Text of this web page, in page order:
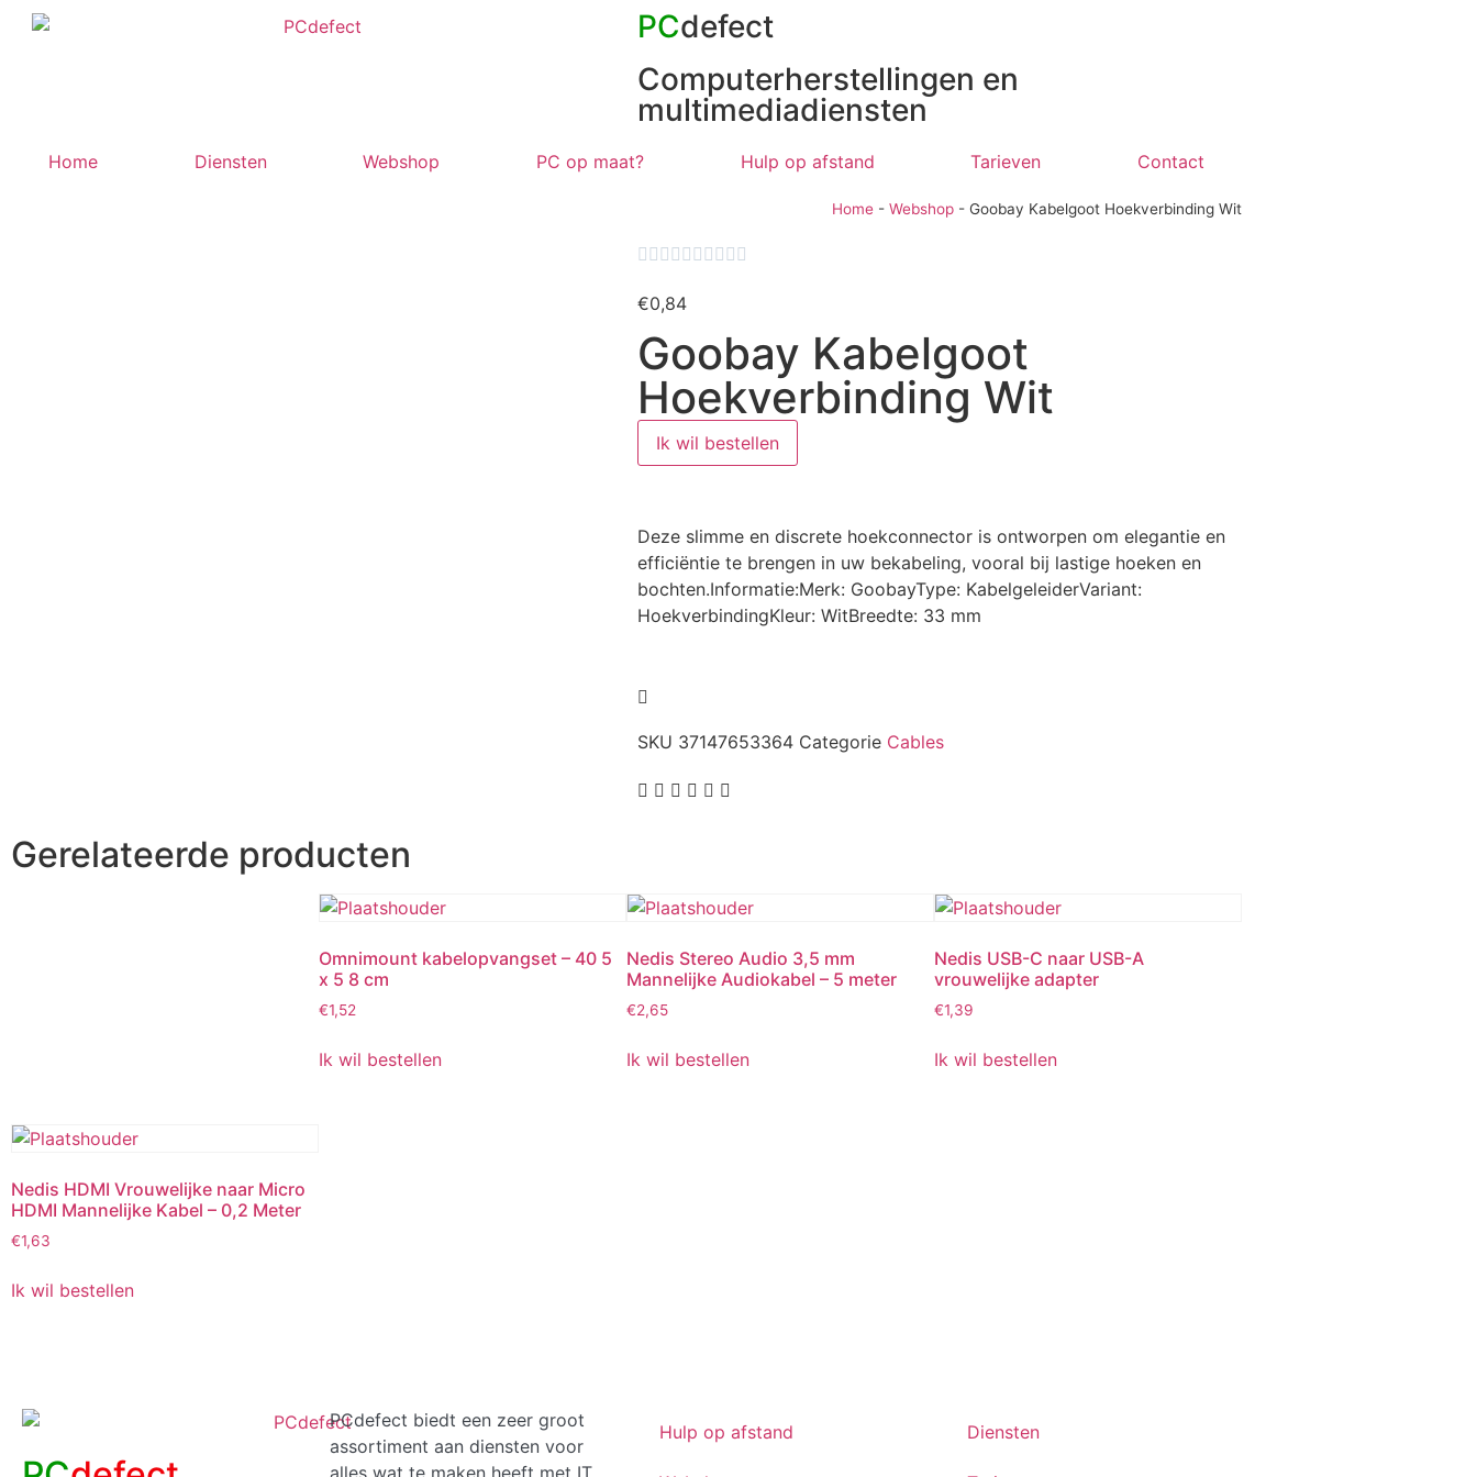
PCdefect
Computerherstellingen en
multimediadiensten
Home Diensten Webshop PC op maat? Hulp op afstand Tarieven Contact
Home - Webshop - Goobay Kabelgoot Hoekverbinding Wit
         
€0,84
Goobay Kabelgoot
Hoekverbinding Wit
Ik wil bestellen
Deze slimme en discrete hoekconnector is ontworpen om elegantie en
efficiëntie te brengen in uw bekabeling, vooral bij lastige hoeken en
bochten.Informatie:Merk: GoobayType: KabelgeleiderVariant:
HoekverbindingKleur: WitBreedte: 33 mm
SKU 37147653364 Categorie Cables
Gerelateerde producten
Omnimount kabelopvangset – 40 5
x 5 8 cm
€1,52
Ik wil bestellen
Nedis Stereo Audio 3,5 mm
Mannelijke Audiokabel – 5 meter
€2,65
Ik wil bestellen
Nedis USB-C naar USB-A
vrouwelijke adapter
€1,39
Ik wil bestellen
Nedis HDMI Vrouwelijke naar Micro
HDMI Mannelijke Kabel – 0,2 Meter
€1,63
Ik wil bestellen
PCdefect biedt een zeer groot
assortiment aan diensten voor
Hulp op afstand Diensten